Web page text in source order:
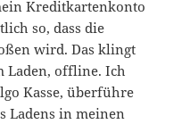
Kreditkartenkonto
so, dass die
wird. Das klingt
Laden, offline. Ich
Kasse, überführe
Ladens in meinen